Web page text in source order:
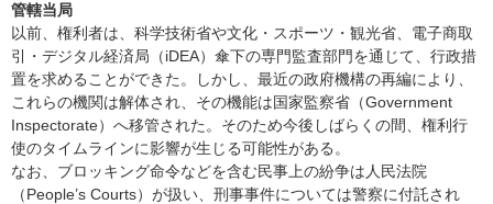
管轄当局
以前、権利者は、科学技術省や文化・スポーツ・観光省、電子商取
引・デジタル経済局（iDEA）傘下の専門監査部門を通じて、行政措
置を求めることができた。しかし、最近の政府機構の再編により、
これらの機関は解体され、その機能は国家監察省（Government
Inspectorate）へ移管された。そのため今後しばらくの間、権利行
使のタイムラインに影響が生じる可能性がある。
なお、ブロッキング命令などを含む民事上の紛争は人民法院
（People’s Courts）が扱い、刑事事件については警察に付託され